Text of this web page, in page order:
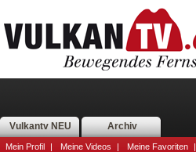
Vulkantv NEU Archiv
Mein Profil | Meine Videos | Meine Favoriten |